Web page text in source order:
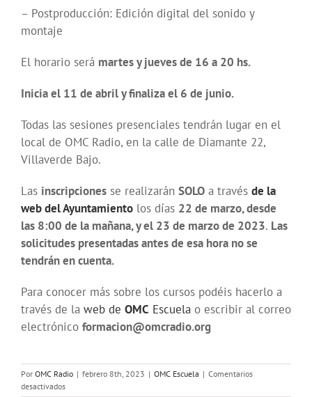
– Postproducción: Edición digital del sonido y
montaje
El horario será martes y jueves de 16 a 20 hs.
Inicia el 11 de abril y finaliza el 6 de junio.
Todas las sesiones presenciales tendrán lugar en el
local de OMC Radio, en la calle de Diamante 22,
Villaverde Bajo.
Las inscripciones se realizarán SOLO a través de la
web del Ayuntamiento los días 22 de marzo, desde
las 8:00 de la mañana, y el 23 de marzo de 2023. Las
solicitudes presentadas antes de esa hora no se
tendrán en cuenta.
Para conocer más sobre los cursos podéis hacerlo a
través de la web de OMC Escuela o escribir al correo
electrónico formacion@omcradio.org
Por OMC Radio | febrero 8th, 2023 | OMC Escuela | Comentarios
desactivadosen